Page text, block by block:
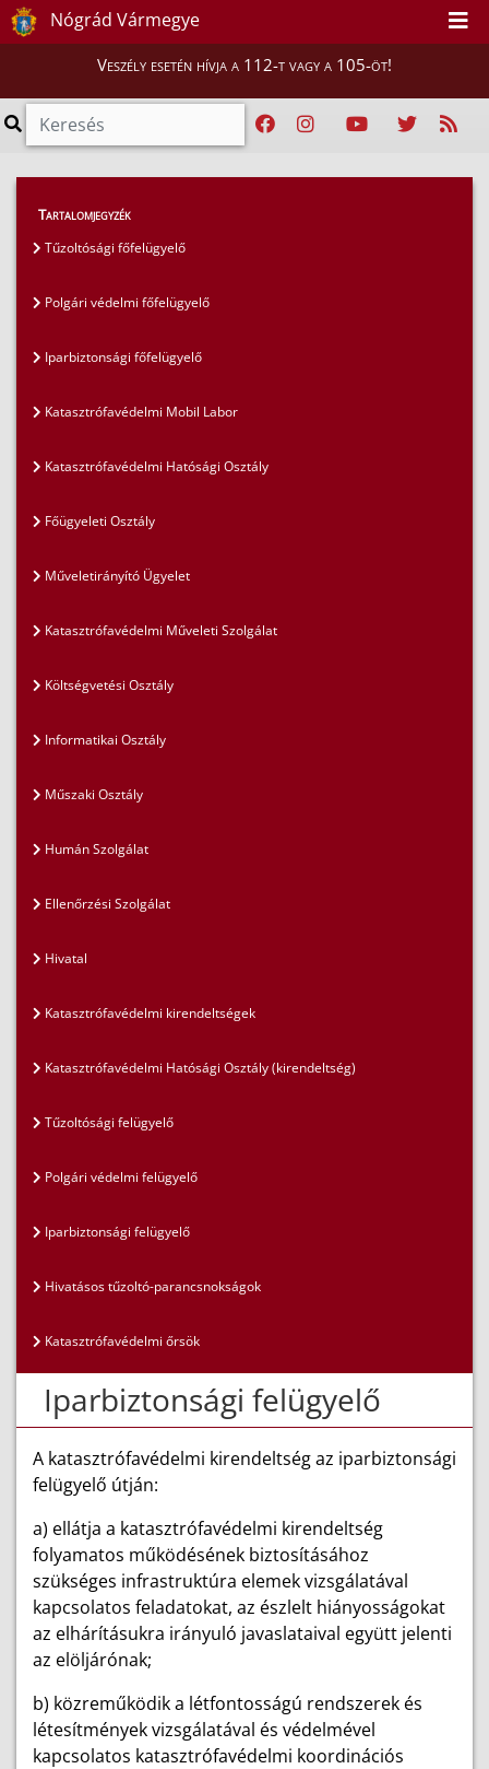
Nógrád Vármegye
Veszély esetén hívja a 112-t vagy a 105-öt!
Magunkról
Iparbiztonsági felügyelő
Tartalomjegyzék
Tűzoltósági főfelügyelő
Polgári védelmi főfelügyelő
Iparbiztonsági főfelügyelő
Katasztrófavédelmi Mobil Labor
Katasztrófavédelmi Hatósági Osztály
Főügyeleti Osztály
Műveletirányító Ügyelet
Katasztrófavédelmi Műveleti Szolgálat
Költségvetési Osztály
Informatikai Osztály
Műszaki Osztály
Humán Szolgálat
Ellenőrzési Szolgálat
Hivatal
Katasztrófavédelmi kirendeltségek
Katasztrófavédelmi Hatósági Osztály (kirendeltség)
Tűzoltósági felügyelő
Polgári védelmi felügyelő
Iparbiztonsági felügyelő
Hivatásos tűzoltó-parancsnokságok
Katasztrófavédelmi őrsök
Iparbiztonsági felügyelő
A katasztrófavédelmi kirendeltség az iparbiztonsági
felügyelő útján:
a) ellátja a katasztrófavédelmi kirendeltség
folyamatos működésének biztosításához
szükséges infrastruktúra elemek vizsgálatával
kapcsolatos feladatokat, az észlelt hiányosságokat
az elhárításukra irányuló javaslataival együtt jelenti
az elöljárónak;
b) közreműködik a létfontosságú rendszerek és
létesítmények vizsgálatával és védelmével
kapcsolatos katasztrófavédelmi koordinációs